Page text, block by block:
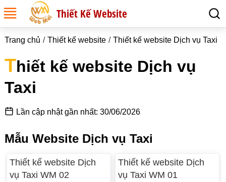
Thiết Kế Website
Trang chủ Thiết kế website Thiết kế website Dịch vụ Taxi
Thiết kế website Dịch vụ
Taxi
Lần cập nhật gần nhất: 30/06/2026
Mẫu Website Dịch vụ Taxi
Thiết kế website Dịch
vụ Taxi WM 02
Thiết kế website Dịch
vụ Taxi WM 01